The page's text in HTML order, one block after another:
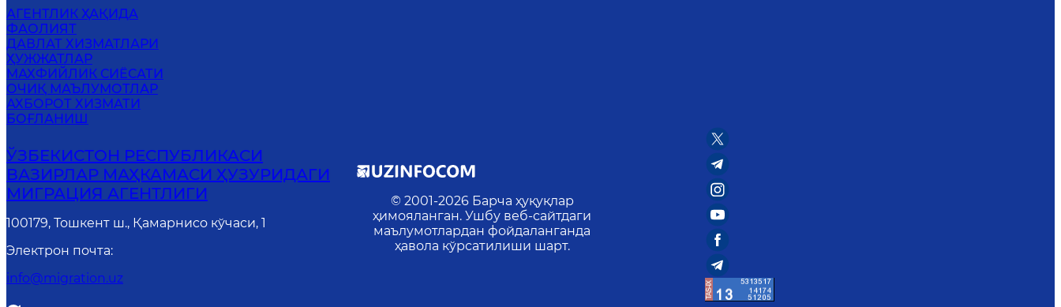
АГЕНТЛИК ҲАҚИДА
ФАОЛИЯТ
ДАВЛАТ ХИЗМАТЛАРИ
ҲУЖЖАТЛАР
MАХФИЙЛИК СИЁСАТИ
ОЧИҚ МАЪЛУМОТЛАР
АХБОРОТ ХИЗМАТИ
БОҒЛАНИШ
ЎЗБЕКИСТОН РЕСПУБЛИКАСИ
ВАЗИРЛАР МАҲКАМАСИ ҲУЗУРИДАГИ
МИГРАЦИЯ АГЕНТЛИГИ
100179, Тошкент ш., Қамарнисо кўчаси, 1
Электрон почта:
info@migration.uz
© 2001-2026 Барча ҳуқуқлар
ҳимояланган. Ушбу веб-сайтдаги
маълумотлардан фойдаланганда
ҳавола кўрсатилиши шарт.